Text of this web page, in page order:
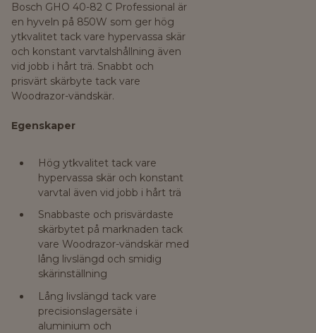
Bosch GHO 40-82 C Professional är
en hyveln på 850W som ger hög
ytkvalitet tack vare hypervassa skär
och konstant varvtalshållning även
vid jobb i hårt trä. Snabbt och
prisvärt skärbyte tack vare
Woodrazor-vändskär.
Egenskaper
Hög ytkvalitet tack vare
hypervassa skär och konstant
varvtal även vid jobb i hårt trä
Snabbaste och prisvärdaste
skärbytet på marknaden tack
vare Woodrazor-vändskär med
lång livslängd och smidig
skärinställning
Lång livslängd tack vare
precisionslagersäte i
aluminium och